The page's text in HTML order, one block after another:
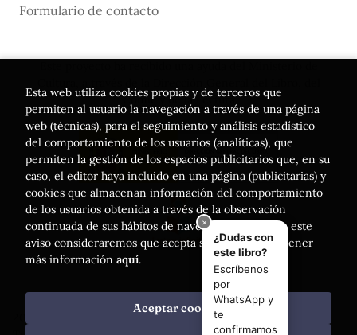
Formulario de contacto
Cómic y de la Lectura
. Todos los Derechos Reservados |
Esta web utiliza cookies propias y de terceros que
permiten al usuario la navegación a través de una página
web (técnicas), para el seguimiento y análisis estadístico
del comportamiento de los usuarios (analíticas), que
permiten la gestión de los espacios publicitarios que, en su
caso, el editor haya incluido en una página (publicitarias) y
cookies que almacenan información del comportamiento
de los usuarios obtenida a través de la observación
continuada de sus hábitos de navegación. Si acepta este
aviso consideraremos que acepta su uso. Puede obtener
más información aquí.
Aceptar cookies